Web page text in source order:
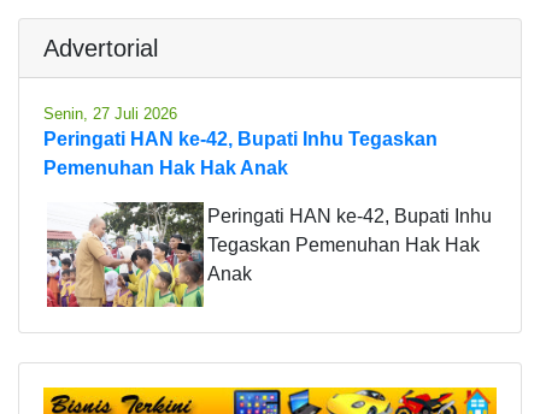
Advertorial
Senin, 27 Juli 2026
Peringati HAN ke-42, Bupati Inhu Tegaskan
Pemenuhan Hak Hak Anak
Peringati HAN ke-42, Bupati Inhu
Tegaskan Pemenuhan Hak Hak
Anak